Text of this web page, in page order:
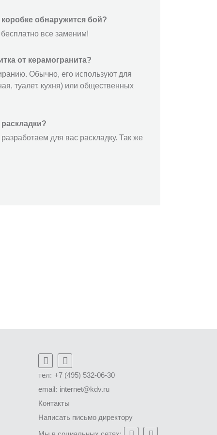
обнаружится бой?
все заменим!
от керамогранита?
Обычно, его используют для
туалет, кухня) или общественных
для вас раскладку. Так же
тел: +7 (495) 532-06-30
email: internet@kdv.ru
Контакты
Написать письмо директору